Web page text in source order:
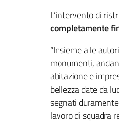
L’intervento di
completamente
“Insieme alle
monumenti,
abitazione e
bellezza date da
segnati
lavoro di squadra